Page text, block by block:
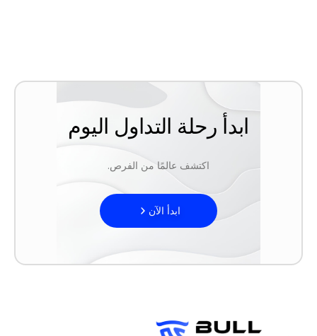
ابدأ رحلة التداول اليوم
اكتشف عالمًا من الفرص.
ابدأ الآن